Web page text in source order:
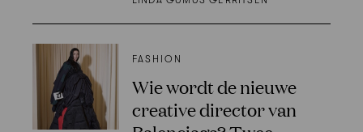
FASHION
Wie wordt de nieuwe
creative director van